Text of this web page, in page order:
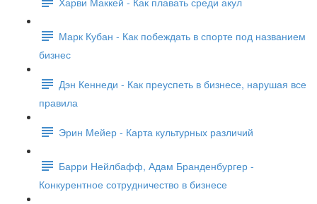
Марк Кубан - Как побеждать в спорте под названием
бизнес
Дэн Кеннеди - Как преуспеть в бизнесе, нарушая все
правила
Эрин Мейер - Карта культурных различий
Барри Нейлбафф, Адам Бранденбургер -
Конкурентное сотрудничество в бизнесе